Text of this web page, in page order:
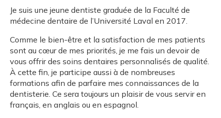
Je suis une jeune dentiste graduée de la Faculté de
médecine dentaire de l’Université Laval en 2017.
Comme le bien-être et la satisfaction de mes patients
sont au cœur de mes priorités, je me fais un devoir de
vous offrir des soins dentaires personnalisés de qualité.
À cette fin, je participe aussi à de nombreuses
formations afin de parfaire mes connaissances de la
dentisterie. Ce sera toujours un plaisir de vous servir en
français, en anglais ou en espagnol.